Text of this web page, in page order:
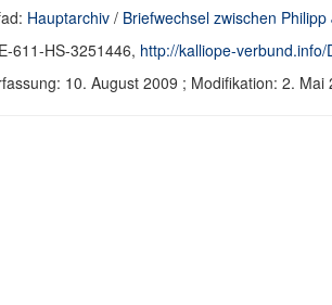
Hauptarchiv / Briefwechsel zwischen
611-HS-3251446, http://kalliope-
10. August 2009 ; Modifikation: 2.